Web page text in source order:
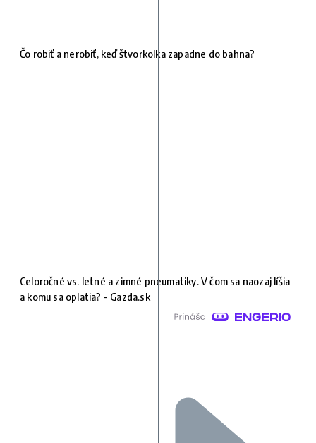
Čo robiť a nerobiť, keď štvorkolka zapadne do bahna?
Celoročné vs. letné a zimné pneumatiky. V čom sa naozaj líšia
a komu sa oplatia? - Gazda.sk